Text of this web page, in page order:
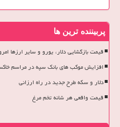
پربیننده ترین ها
قیمت بازگشایی دلار، یورو و سایر ارزها امروز ۱۳ خرداد ۱۴۰۵ بهمراه
افزایش موکب های بانک سپه در مراسم
دلار و سکه طرح جدید در راه ارزانی
قیمت واقعی هر شانه تخم مرغ